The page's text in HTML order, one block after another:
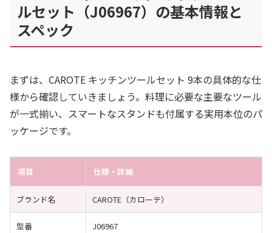
ルセット（J06967）の基本情報と
スペック
まずは、CAROTE キッチンツールセット 9本の具体的な仕
様から確認していきましょう。料理に必要な主要なツール
が一式揃い、スマートなスタンドも付属する実用本位のパ
ッケージです。
項目 仕様・詳細
ブランド名 CAROTE（カローテ）
型番 J06967